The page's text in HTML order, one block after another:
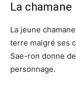
La chamane
La jeune
terre malgré ses
Sae-ron donne
personnage.